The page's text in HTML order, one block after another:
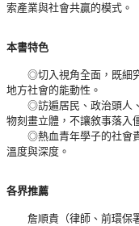
索產業與社會共贏的模式。
本書特色
◎切入視角全面，既細究
地方社會的能動性。
◎訪遍居民、政治頭人、
物刻畫立體，不讓敘事落入
◎熱血青年學子的社會責
溫度與深度。
各界推薦
詹順貴（律師、前環保署